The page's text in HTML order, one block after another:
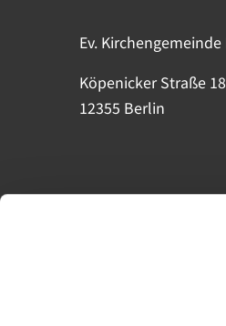
Ev.
Köpenicker Straße
12355 Berlin